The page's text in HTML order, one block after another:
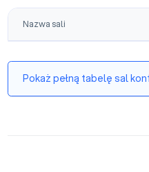
Nazwa sali
Pokaż pełną tabelę sal